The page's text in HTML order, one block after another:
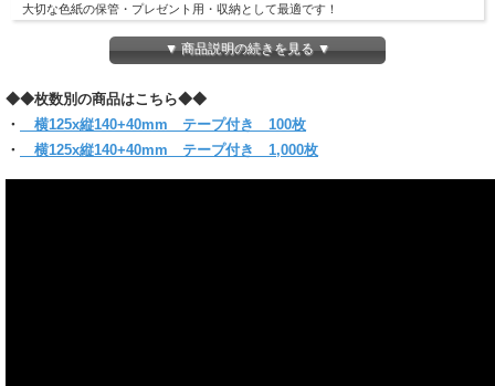
大切な色紙の保管・プレゼント用・収納として最適です！
本体部分にテープがついています。
(お入れになりたい商品によっては入らない場合もございますので、サイズをお確
【クリックポスト対象商品】
●同サイズ 6パックまで同梱可能
●クリックポスト対象商品で、サイズ横25x縦34ｘ厚さ3cmのパッケージに収まる
▼ 商品説明の続きを見る ▼
◆◆枚数別の商品はこちら◆◆
・
横125x縦140+40mm テープ付き 100枚
・
横125x縦140+40mm テープ付き 1,000枚